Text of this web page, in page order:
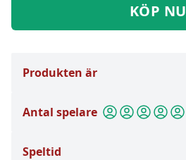
KÖP NU
Produkten är
Antal spelare
Speltid